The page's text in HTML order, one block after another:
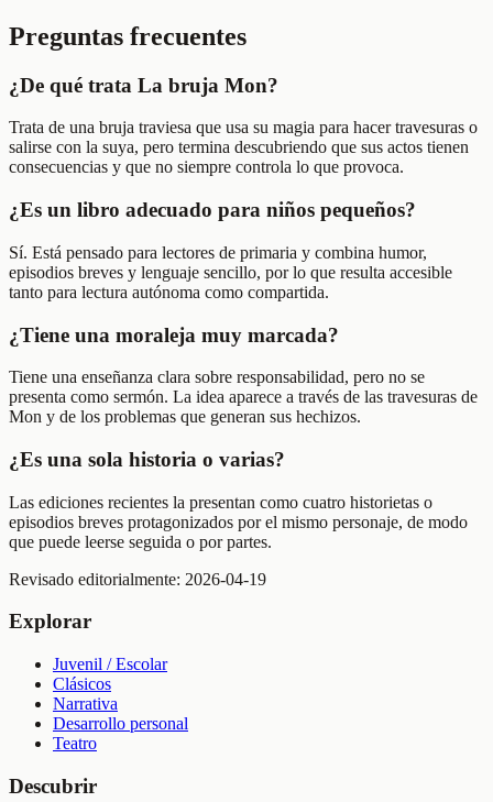
Preguntas frecuentes
¿De qué trata La bruja Mon?
Trata de una bruja traviesa que usa su magia para hacer travesuras o
salirse con la suya, pero termina descubriendo que sus actos tienen
consecuencias y que no siempre controla lo que provoca.
¿Es un libro adecuado para niños pequeños?
Sí. Está pensado para lectores de primaria y combina humor,
episodios breves y lenguaje sencillo, por lo que resulta accesible
tanto para lectura autónoma como compartida.
¿Tiene una moraleja muy marcada?
Tiene una enseñanza clara sobre responsabilidad, pero no se
presenta como sermón. La idea aparece a través de las travesuras de
Mon y de los problemas que generan sus hechizos.
¿Es una sola historia o varias?
Las ediciones recientes la presentan como cuatro historietas o
episodios breves protagonizados por el mismo personaje, de modo
que puede leerse seguida o por partes.
Revisado editorialmente: 2026-04-19
Explorar
Juvenil / Escolar
Clásicos
Narrativa
Desarrollo personal
Teatro
Descubrir